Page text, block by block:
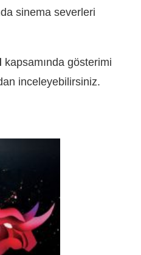
sinema severleri
kapsamında gösterimi
inceleyebilirsiniz.